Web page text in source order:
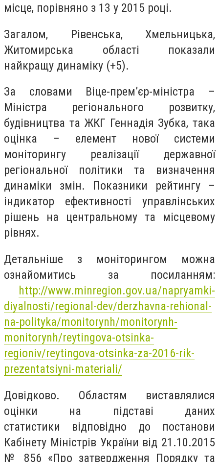
місце, порівняно з 13 у 2015 році.
Загалом, Рівенська, Хмельницька,
Житомирська області показали
найкращу динаміку (+5).
За словами Віце-прем’єр-міністра –
Міністра регіонального розвитку,
будівництва та ЖКГ Геннадія Зубка, така
оцінка – елемент нової системи
моніторингу реалізації державної
регіональної політики та визначення
динаміки змін. Показники рейтингу –
індикатор ефективності управлінських
рішень на центральному та місцевому
рівнях.
Детальніше з моніторингом можна
ознайомитись за посиланням:
http://www.minregion.gov.ua/napryamki-
diyalnosti/regional-dev/derzhavna-rehional-
na-polityka/monitorynh/monitorynh-
monitorynh/reytingova-otsinka-
regioniv/reytingova-otsinka-za-2016-rik-
prezentatsiyni-materiali/
Довідково. Областям виставлялися
оцінки на підставі даних
статистики відповідно до постанови
Кабінету Міністрів України від 21.10.2015
№ 856 «Про затвердження Порядку та